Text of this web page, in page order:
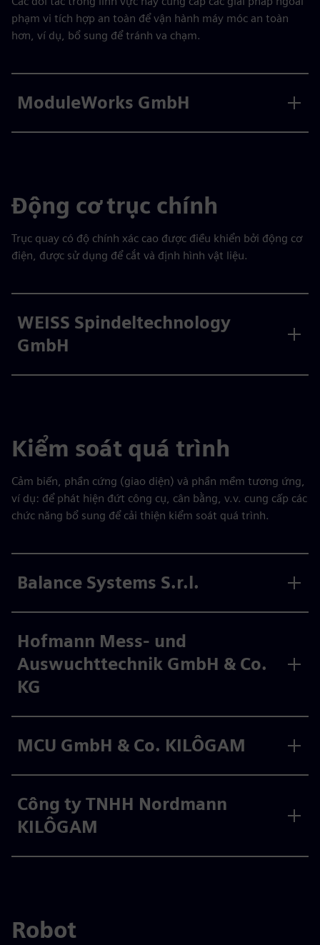
phạm vi tích hợp an toàn để vận hành máy móc an toàn
hơn, ví dụ, bổ sung để tránh va chạm.
ModuleWorks GmbH
Động cơ trục chính
Trục quay có độ chính xác cao được điều khiển bởi động cơ
điện, được sử dụng để cắt và định hình vật liệu.
WEISS Spindeltechnology
GmbH
Kiểm soát quá trình
Cảm biến, phần cứng (giao diện) và phần mềm tương ứng,
ví dụ: để phát hiện đứt công cụ, cân bằng, v.v. cung cấp các
chức năng bổ sung để cải thiện kiểm soát quá trình.
Balance Systems S.r.l.
Hofmann Mess- und
Auswuchttechnik GmbH & Co.
KG
MCU GmbH & Co. KILÔGAM
Công ty TNHH Nordmann
KILÔGAM
Robot